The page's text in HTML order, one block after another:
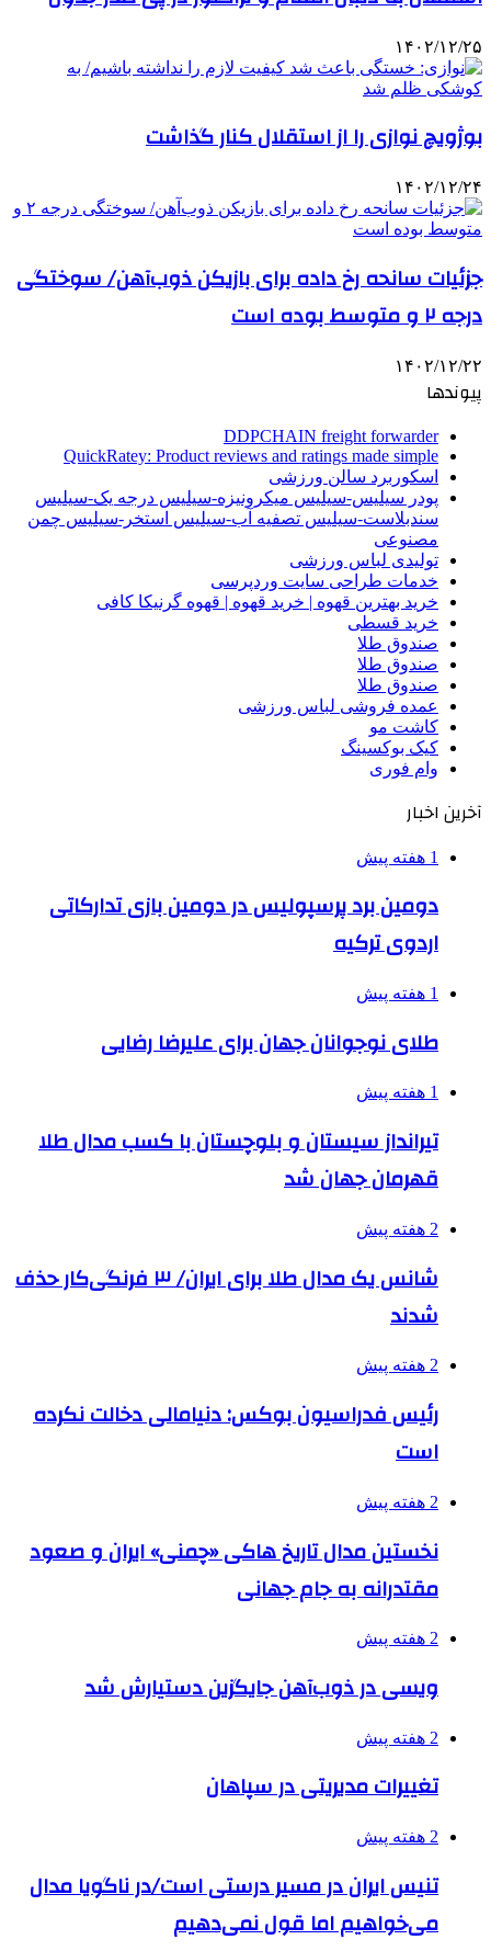
۱۴۰۲/۱۲/۲۵
بوژویچ نوازی را از استقلال کنار گذاشت
۱۴۰۲/۱۲/۲۴
جزئیات سانحه رخ داده برای بازیکن ذوب‌آهن/ سوختگی
درجه ۲ و متوسط بوده است
۱۴۰۲/۱۲/۲۲
پیوندها
DDPCHAIN freight forwarder
QuickRatey: Product reviews and ratings made simple
اسکوربرد سالن ورزشی
پودر سیلیس-سیلیس میکرونیزه-سیلیس درجه یک-سیلیس
سندبلاست-سیلیس تصفیه آب-سیلیس استخر-سیلیس چمن
مصنوعی
تولیدی لباس ورزشی
خدمات طراحی سایت وردپرسی
خرید بهترین قهوه | خرید قهوه | قهوه گرنیکا کافی
خرید قسطی
صندوق طلا
صندوق طلا
صندوق طلا
عمده فروشی لباس ورزشی
کاشت مو
کیک بوکسینگ
وام فوری
آخرین اخبار
1 هفته پیش
دومین برد پرسپولیس در دومین بازی تدارکاتی
اردوی ترکیه
1 هفته پیش
طلای نوجوانان جهان برای علیرضا رضایی
1 هفته پیش
تیرانداز سیستان و بلوچستان با کسب مدال طلا
قهرمان جهان شد
2 هفته پیش
شانس یک مدال طلا برای ایران/ ۳ فرنگی‌کار حذف
شدند
2 هفته پیش
رئیس فدراسیون بوکس: دنیامالی دخالت نکرده
است
2 هفته پیش
نخستین مدال تاریخ هاکی «چمنی» ایران و صعود
مقتدرانه به جام جهانی
2 هفته پیش
ویسی در ذوب‌آهن جایگزین دستیارش شد
2 هفته پیش
تغییرات مدیریتی در سپاهان
2 هفته پیش
تنیس ایران در مسیر درستی است/در ناگویا مدال
می‌خواهیم اما قول نمی‌دهیم